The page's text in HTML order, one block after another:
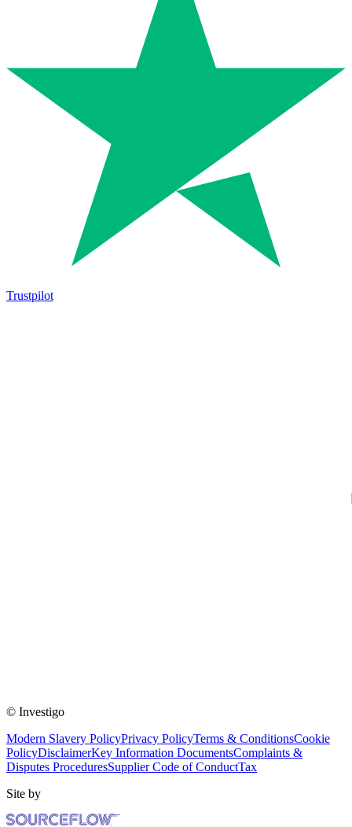
Trustpilot
© Investigo
Modern Slavery PolicyPrivacy PolicyTerms & ConditionsCookie
PolicyDisclaimerKey Information DocumentsComplaints &
Disputes ProceduresSupplier Code of ConductTax
Site by